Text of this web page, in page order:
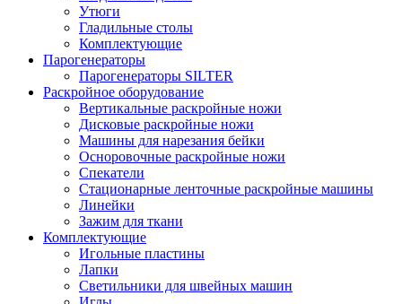
Утюги
Гладильные столы
Комплектующие
Парогенераторы
Парогенераторы SILTER
Раскройное оборудование
Вертикальные раскройные ножи
Дисковые раскройные ножи
Машины для нарезания бейки
Осноровочные раскройные ножи
Спекатели
Стационарные ленточные раскройные машины
Линейки
Зажим для ткани
Комплектующие
Игольные пластины
Лапки
Светильники для швейных машин